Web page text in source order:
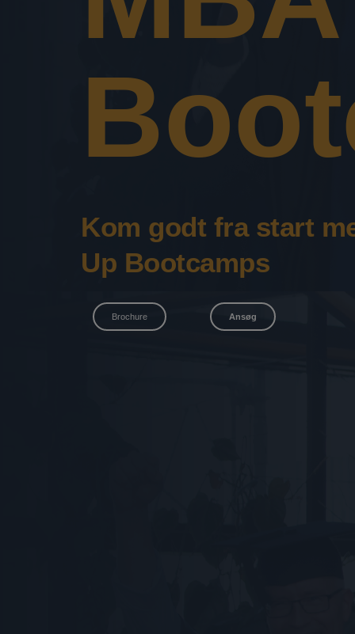
Kom godt fra start
Up Bootcamps
Brochure Ansøg